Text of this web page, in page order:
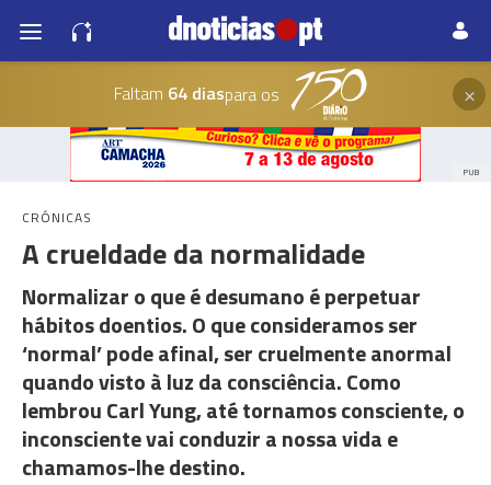
Faltam 64 diaspara os ×
PUB
CRÓNICAS
A crueldade da normalidade
Normalizar o que é desumano é perpetuar
hábitos doentios. O que consideramos ser
‘normal’ pode afinal, ser cruelmente anormal
quando visto à luz da consciência. Como
lembrou Carl Yung, até tornamos consciente, o
inconsciente vai conduzir a nossa vida e
chamamos-lhe destino.